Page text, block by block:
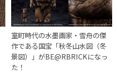
室町時代の水墨画家・雪舟の傑
作である国宝「秋冬山水図（冬
景図）」がBE@RBRICKになっ
た！